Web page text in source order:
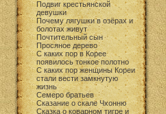
Подвиг крестьянской
девушки
Почему лягушки в озёрах и
болотах живут
Почтительный сын
Просяное дерево
С каких пор в Корее
появилось тонкое полотно
С каких пор женщины Кореи
стали вести замкнутую
жизнь
Семеро братьев
Сказание о скале Чхонню
Сказка о коварном тигре и